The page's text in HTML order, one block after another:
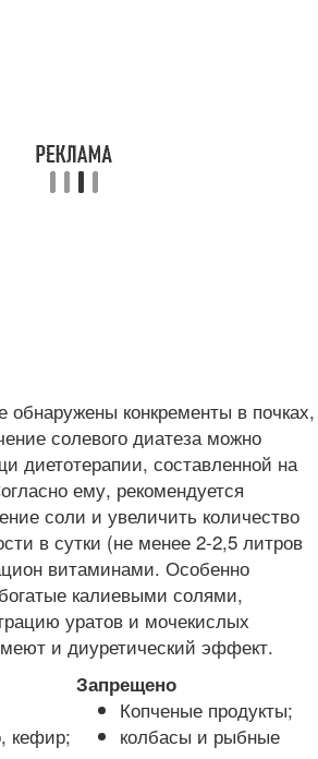
обнаружены конкременты в почках,
солевого диатеза можно
диетотерапии, составленной на
ему, рекомендуется
соли и увеличить количество
в сутки (не менее 2-2,5 литров
витаминами. Особенно
калиевыми солями,
уратов и мочекислых
и диуретический эффект.
Запрещено
кефир;
Копченые продукты;
колбасы и рыбные